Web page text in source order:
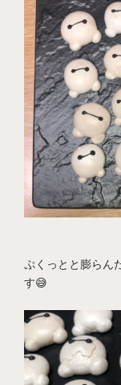
ぷくっとと膨らん
す😅